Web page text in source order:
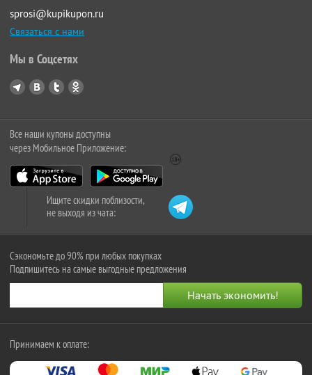
sprosi@kupikupon.ru
Связаться с нами
Мы в Соцсетях
Все наши купоны доступны
через Мобильное Приложение:
Ищите скидки поблизости,
не выходя из чата:
Сэкономьте до 90% при любых покупках
Подпишитесь на самые выгодные предложения
Принимаем к оплате: